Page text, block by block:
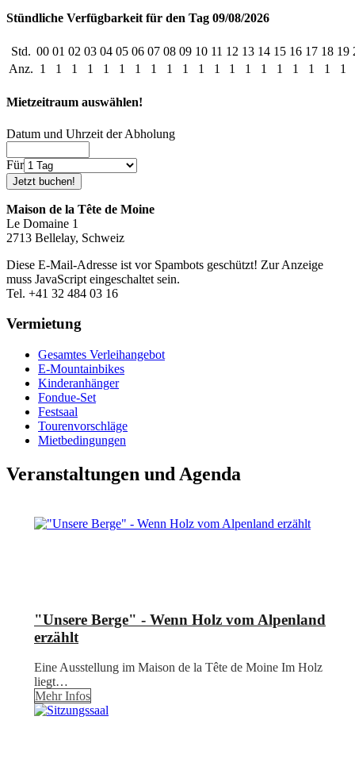
Stündliche Verfügbarkeit für den Tag 09/08/2026
Std. 00 01 02 03 04 05 06 07 08 09 10 11 12 13 14 15 16 17 18 19
Anz. 1 1 1 1 1 1 1 1 1 1 1 1 1 1 1 1 1 1 1 1
Mietzeitraum auswählen!
Datum und Uhrzeit der Abholung
Für
Maison de la Tête de Moine
Le Domaine 1
2713 Bellelay, Schweiz
Diese E-Mail-Adresse ist vor Spambots geschützt! Zur Anzeige
muss JavaScript eingeschaltet sein.
Tel. +41 32 484 03 16
Vermietung
Gesamtes Verleihangebot
E-Mountainbikes
Kinderanhänger
Fondue-Set
Festsaal
Tourenvorschläge
Mietbedingungen
Veranstaltungen und Agenda
"Unsere Berge" - Wenn Holz vom Alpenland
erzählt
Eine Ausstellung im Maison de la Tête de Moine Im Holz
liegt…
Mehr Infos